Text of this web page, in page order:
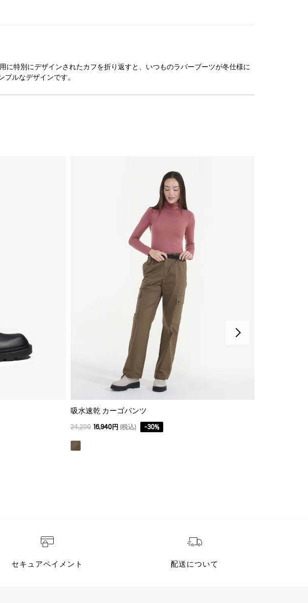
特別にデザインされたカフを折り返すと、いつものラバーブーツが冬仕様に
ルなデザインです。
吸水速乾 カーゴパンツ
24,200 16,940円 (税込) -30%
セキュアペイメント 配送について